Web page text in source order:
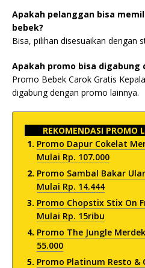
Apakah pelanggan bisa
bebek?
Bisa, pilihan disesuaikan dengan
Apakah promo bisa digabung
Promo Bebek Carok Gratis
digabung dengan promo lainnya.
REKOMENDASI PROMO
Promo Dapur Cokelat
Mulai Rp. 107.000
Promo Sambal Bakar
Mulai Rp. 14.444
Promo Chopstix Stix On
Mulai Rp. 15ribu
Promo The Jungle
55.000
Promo Platinum Resto &